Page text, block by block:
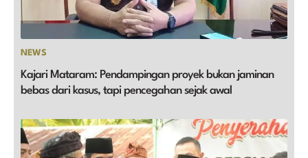
NEWS
Kajari Mataram: Pendampingan proyek bukan jaminan
bebas dari kasus, tapi pencegahan sejak awal